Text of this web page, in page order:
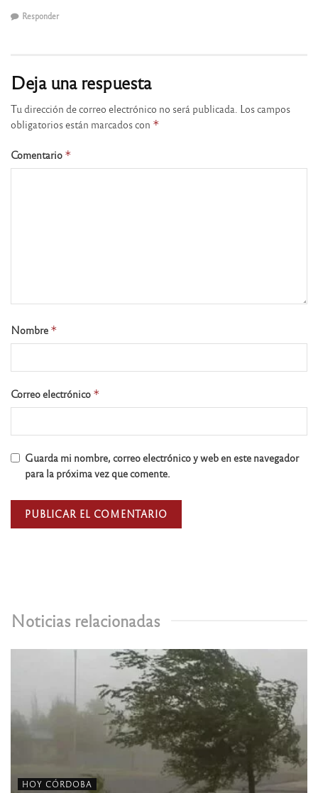
Noticias relacionadas
HOY CÓRDOBA
Responder
Deja una respuesta
Tu dirección de correo electrónico no será publicada. Los campos
obligatorios están marcados con *
Comentario *
Nombre *
Correo electrónico *
Guarda mi nombre, correo electrónico y web en este navegador
para la próxima vez que comente.